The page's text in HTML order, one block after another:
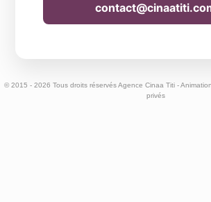
© 2015 - 2026 Tous droits réservés Agence Cinaa Titi -
privés